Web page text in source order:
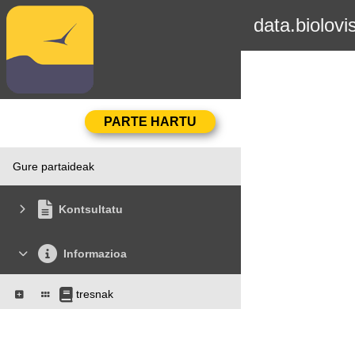
Gure partaideak
Kontsultatu
Informazioa
tresnak